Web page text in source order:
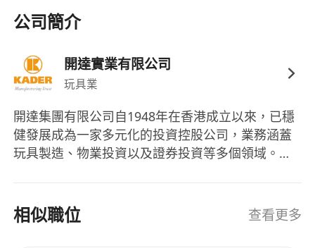
公司簡介
開達實業有限公司
玩具業
開達集團有限公司自1948年在香港成立以來，已穩
健發展成為一家多元化的投資控股公司，業務涵蓋
玩具製造、物業投資以及證券投資等多個領域。其
例如塑膠、電子、毛絨玩具和模型火車，而且擁有
自己的模具工廠和研發團隊，致力於生產高品質的
相似職位 查看更多